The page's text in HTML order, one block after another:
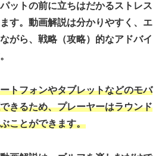
ットの前に立ちはだかるストレス
す。動画解説は分かりやすく、エ
がら、戦略（攻略）的なアドバイ
トフォンやタブレットなどのモバ
きるため、プレーヤーはラウンド
ことができます。